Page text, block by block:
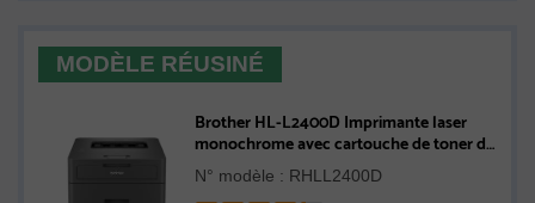
MODÈLE RÉUSINÉ
Brother HL-L2400D Imprimante laser
monochrome avec cartouche de toner de
700 pages pour bureaux à domicile -
Remis à neuf
N° modèle : RHLL2400D